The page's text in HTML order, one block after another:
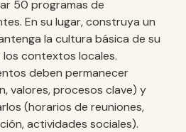
50 programas de
En su lugar, construya un
la cultura básica de su
contextos locales.
deben permanecer
valores, procesos clave) y
(horarios de reuniones,
actividades sociales).